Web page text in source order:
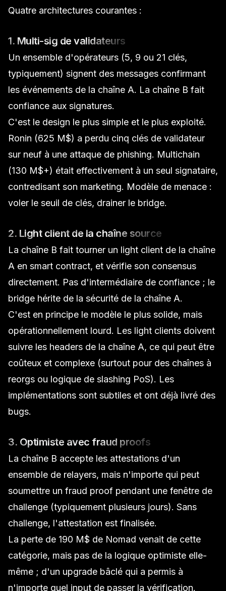
Quatre architectures courantes :
1. Multi-sig de validateurs
Un ensemble d'opérateurs (5, 9 ou 21 clés,
typiquement) signent des messages confirmant
les événements de la chaîne A. La chaîne B fait
confiance aux signatures.
C'est le design le plus simple et le plus exploité.
Ronin (625 M$) a perdu cinq clés de validateur
sur neuf à une attaque de phishing. Multichain
(130 M$+) était effectivement à un seul signataire,
contredisant son marketing. Modèle de menace :
voler le seuil de clés, drainer le bridge.
2. Light client de la chaîne source
La chaîne B fait tourner un light client de la chaîne
A en smart contract, et vérifie son consensus
directement. Pas d'intermédiaire de confiance ; le
bridge hérite de la sécurité de la chaîne A.
C'est en principe le modèle le plus solide, mais
opérationnellement lourd. Les light clients doivent
suivre les headers de la chaîne A, ce qui peut être
coûteux et complexe (surtout pour des chaînes à
reorgs ou logique de slashing PoS). Les
implémentations sont subtiles et ont déjà livré des
bugs.
3. Optimiste avec fraud proofs
La chaîne B accepte les attestations d'un
ensemble de relayers, mais n'importe qui peut
soumettre un fraud proof pendant une fenêtre de
challenge (typiquement plusieurs jours). Sans
challenge, l'attestation est finalisée.
La perte de 190 M$ de Nomad venait de cette
catégorie, mais pas de la logique optimiste elle-
même ; d'un upgrade bâclé qui a permis à
n'importe quel input de passer la vérification.